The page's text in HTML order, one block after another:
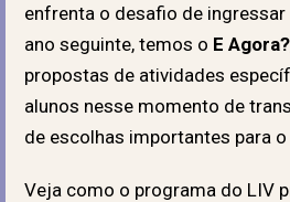
enfrenta o desafio de ingressar
ano seguinte, temos o E Agora?
propostas de atividades
alunos nesse momento de
de escolhas importantes para
Veja como o programa do LIV